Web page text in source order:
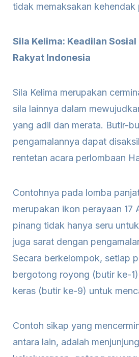
tidak memaksakan kehendak
Sila Kelima: Keadilan
Rakyat Indonesia
Sila Kelima merupakan
sila lainnya dalam
yang adil dan merata. Butir-
pengamalannya dapat
rentetan acara perlombaan
Contohnya pada lomba
merupakan ikon perayaan 17
pinang tidak hanya seru
juga sarat dengan
Secara berkelompok, setiap
bergotong royong (butir ke-
keras (butir ke-9) untuk
Contoh sikap yang
antara lain, adalah